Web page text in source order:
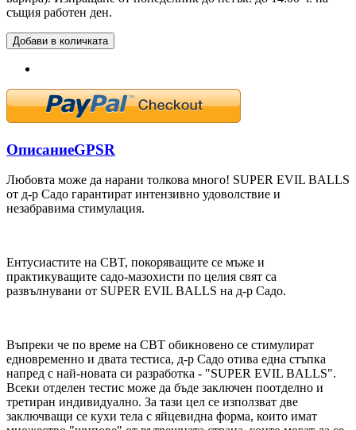
същия работен ден.
Добави в количката
ОписаниеGPSR
Любовта може да нарани толкова много! SUPER EVIL BALLS
от д-р Садо гарантират интензивно удоволствие и
незабравима стимулация.
Ентусиастите на CBT, покоряващите се мъже и
практикуващите садо-мазохисти по целия свят са
развълнувани от SUPER EVIL BALLS на д-р Садо.
Въпреки че по време на CBT обикновено се стимулират
едновременно и двата тестиса, д-р Садо отива една стъпка
напред с най-новата си разработка - "SUPER EVIL BALLS".
Всеки отделен тестис може да бъде заключен поотделно и
третиран индивидуално. За тази цел се използват две
заключващи се кухи тела с яйцевидна форма, които имат